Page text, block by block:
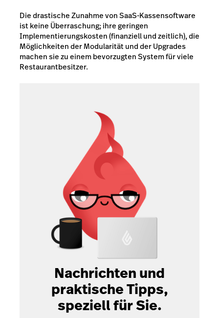
Die drastische Zunahme von SaaS-Kassensoftware
ist keine Überraschung; ihre geringen
Implementierungskosten (finanziell und zeitlich), die
Möglichkeiten der Modularität und der Upgrades
machen sie zu einem bevorzugten System für viele
Restaurantbesitzer.
Nachrichten und
praktische Tipps,
speziell für Sie.